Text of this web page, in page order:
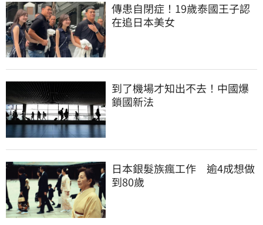
傳患自閉症！19歲泰國王子認
在追日本美女
到了機場才知出不去！中國爆
鎖國新法
日本銀髮族瘋工作　逾4成想做
到80歲